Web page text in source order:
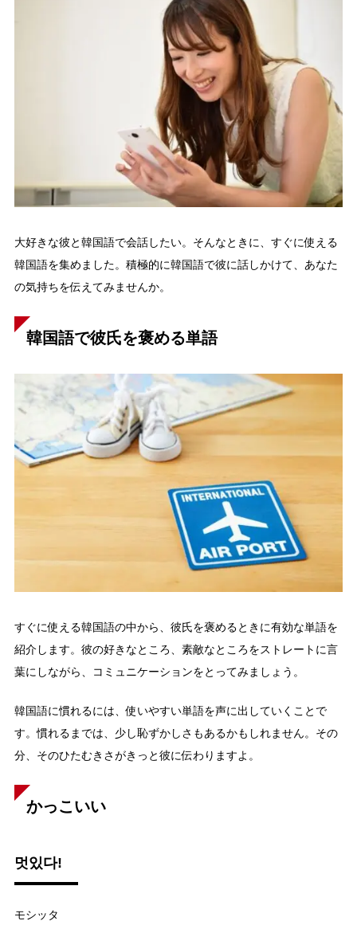
大好きな彼と韓国語で会話したい。そんなときに、すぐに使える
韓国語を集めました。積極的に韓国語で彼に話しかけて、あなた
の気持ちを伝えてみませんか。
韓国語で彼氏を褒める単語
すぐに使える韓国語の中から、彼氏を褒めるときに有効な単語を
紹介します。彼の好きなところ、素敵なところをストレートに言
葉にしながら、コミュニケーションをとってみましょう。
韓国語に慣れるには、使いやすい単語を声に出していくことで
す。慣れるまでは、少し恥ずかしさもあるかもしれません。その
分、そのひたむきさがきっと彼に伝わりますよ。
かっこいい
멋있다!
モシッタ